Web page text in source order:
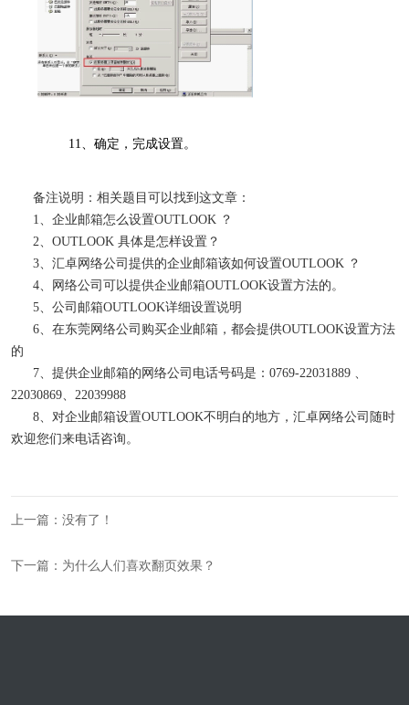
11、确定，完成设置。
备注说明：相关题目可以找到这文章：
1、 企业邮箱怎么设置OUTLOOK ？
2、 OUTLOOK 具体是怎样设置？
3、 汇卓网络公司 提供的企业邮箱该如何设置OUTLOOK ？
4、
网络公司可以提供企业邮箱OUTLOOK设置方法的。
5、 公司邮箱OUTLOOK详细设置说明
6、 在东莞网络公司 购买企业邮箱，都会提供OUTLOOK设置方法
的
7、 提供企业邮箱的 网络公司电话号码是： 0769-22031889
22030869
22039988
8、 对企业邮箱设置OUTLOOK不明白的地方，汇卓网络公司随时
欢迎您们来电话咨询。
上一篇：没有了！
下一篇：为什么人们喜欢翻页效果？